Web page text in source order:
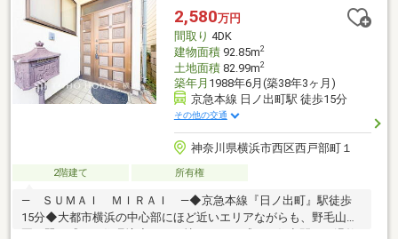
地の良い快適なお住まいにも♪ご見学のご希望、資料請求、ご質問
などなど、お気軽にまずはお問い合わせください♪【 フリーダイ
ヤル： 0120-821-930 】
2,580万円
間取り 4DK
建物面積92.85m2
土地面積82.99m2
築年月 1988年6月(築38年3ヶ月)
京急本線 日ノ出町駅 徒歩15分
その他の交通
神奈川県横浜市西区西戸部町１
2階建て 所有権
― ＳＵＭＡＩ ＭＩＲＡＩ ―◆京急本線『日ノ出町』駅徒歩
15分◆大都市横浜の中心部にほど近いエリアながらも、野毛山公